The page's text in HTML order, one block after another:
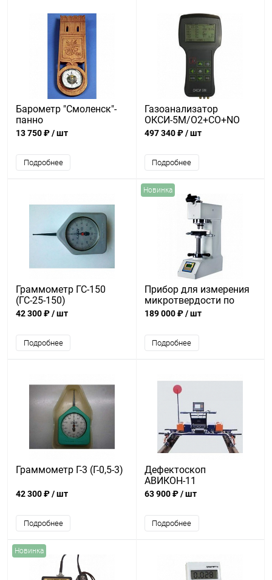
Барометр "Смоленск"-
панно
13 750 ₽/ шт
Подробнее
Газоанализатор
ОКСИ-5М/О2+СО+NO
497 340 ₽/ шт
Подробнее
Граммометр ГС-150
(ГС-25-150)
42 300 ₽/ шт
Подробнее
Новинка
Прибор для измерения
микротвердости по
методу Виккерса ТМВ
189 000 ₽/ шт
Подробнее
Граммометр Г-3 (Г-0,5-3)
42 300 ₽/ шт
Подробнее
Дефектоскоп
АВИКОН-11
63 900 ₽/ шт
Подробнее
Новинка